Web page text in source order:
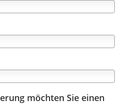
möchten Sie einen